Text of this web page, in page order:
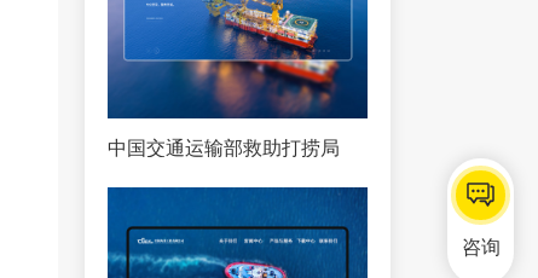
中国交通运输部救助打捞局
咨询